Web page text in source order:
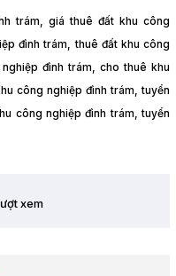
trám, giá thuê đất khu công
đình trám, thuê đất khu công
đình trám, cho thuê khu
công nghiệp đình trám, tuyển
công nghiệp đình trám, tuyển
xem